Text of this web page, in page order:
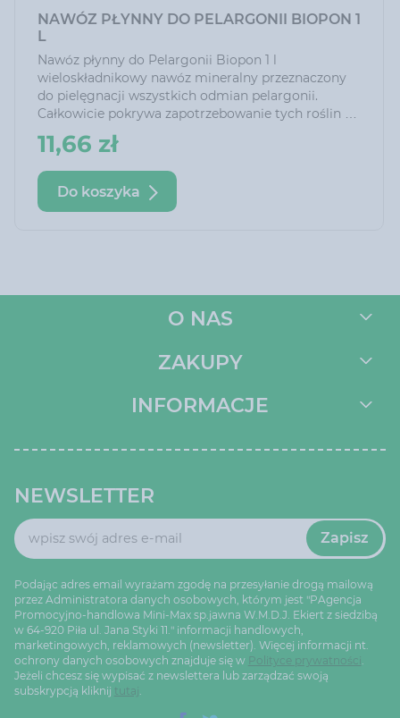
NAWÓZ PŁYNNY DO PELARGONII BIOPON 1
L
Nawóz płynny do Pelargonii Biopon 1 l
wieloskładnikowy nawóz mineralny przeznaczony
do pielęgnacji wszystkich odmian pelargonii.
Całkowicie pokrywa zapotrzebowanie tych roślin na
niezbędne składniki odżywcze. Jego regularne
stosowanie wspomaga tworzenie i rozwój pąków,
przedłuża okres kwitnienia oraz zapewnia
intensywną barwę kwiatów i liści.
11,66 zł
Do koszyka
O NAS
ZAKUPY
INFORMACJE
NEWSLETTER
Zapisz
Podając adres email wyrażam zgodę na przesyłanie drogą mailową
przez Administratora danych osobowych, którym jest "PAgencja
Promocyjno-handlowa Mini-Max sp.jawna W.M.D.J. Ekiert z siedzibą
w 64-920 Piła ul. Jana Styki 11." informacji handlowych,
marketingowych, reklamowych (newsletter). Więcej informacji nt.
ochrony danych osobowych znajduje się w Polityce prywatności
Jeżeli chcesz się wypisać z newslettera lub zarządzać swoją
subskrypcją kliknij tutaj